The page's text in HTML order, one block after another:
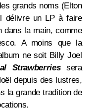
grands noms (Elton
délivre un LP à faire
dans la main, comme
A moins que la
ne soit Billy Joel
Strawberriessera
depuis des lustres,
la grande tradition de